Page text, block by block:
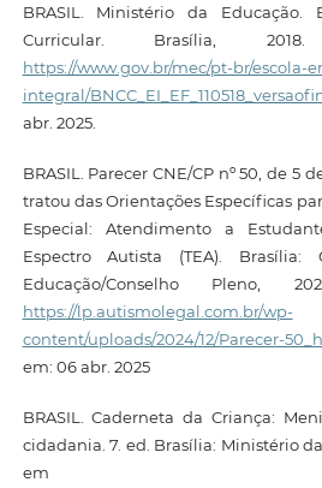
BRASIL. Ministério da Educação.
Curricular. Brasília,
https://www.gov.br/mec/pt-br/escola-
integral/
abr. 2025.
BRASIL. Parecer CNE/CP nº 50, de 5
tratou das Orientações Específicas
Especial: Atendimento a
Espectro Autista (TEA). Brasília:
Educação/Conselho Pleno,
https://lp.autismolegal.com.br/wp-
content/uploads/2024/12/Parecer-
em: 06 abr. 2025
BRASIL. Caderneta da Criança:
cidadania. 7. ed. Brasília: Ministério
em